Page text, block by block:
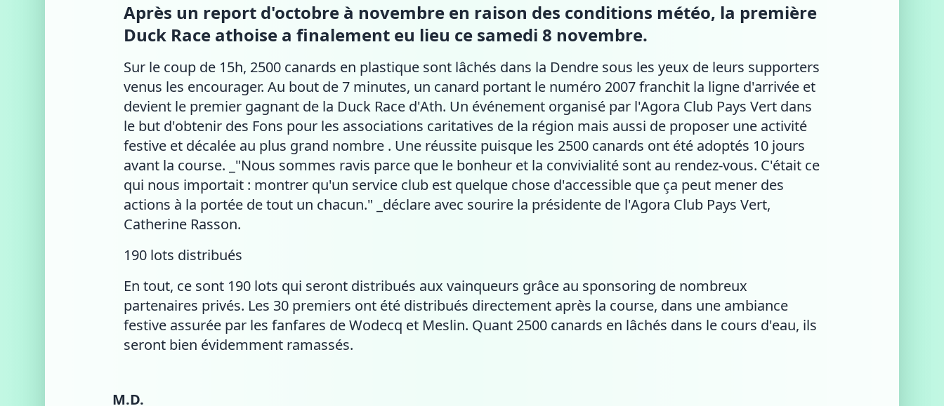
Après un report d'octobre à novembre en raison des conditions météo, la première
Duck Race athoise a finalement eu lieu ce samedi 8 novembre.
Sur le coup de 15h, 2500 canards en plastique sont lâchés dans la Dendre sous les yeux de leurs supporters
venus les encourager. Au bout de 7 minutes, un canard portant le numéro 2007 franchit la ligne d'arrivée et
devient le premier gagnant de la Duck Race d'Ath. Un événement organisé par l'Agora Club Pays Vert dans
le but d'obtenir des Fons pour les associations caritatives de la région mais aussi de proposer une activité
festive et décalée au plus grand nombre . Une réussite puisque les 2500 canards ont été adoptés 10 jours
avant la course. _"Nous sommes ravis parce que le bonheur et la convivialité sont au rendez-vous. C'était ce
qui nous importait : montrer qu'un service club est quelque chose d'accessible que ça peut mener des
actions à la portée de tout un chacun." _déclare avec sourire la présidente de l'Agora Club Pays Vert,
Catherine Rasson.
190 lots distribués
En tout, ce sont 190 lots qui seront distribués aux vainqueurs grâce au sponsoring de nombreux
partenaires privés. Les 30 premiers ont été distribués directement après la course, dans une ambiance
festive assurée par les fanfares de Wodecq et Meslin. Quant 2500 canards en lâchés dans le cours d'eau, ils
seront bien évidemment ramassés.
M.D.